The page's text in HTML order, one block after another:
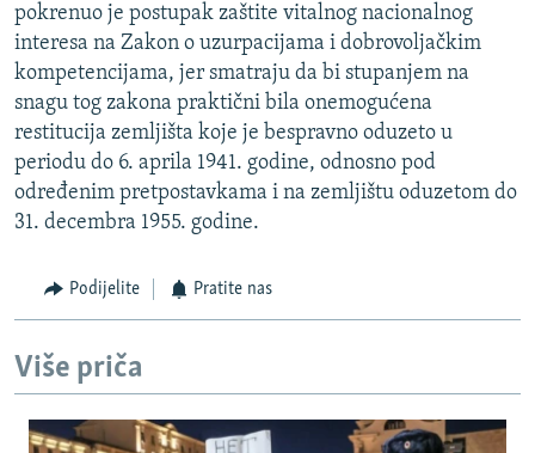
pokrenuo je postupak zaštite vitalnog nacionalnog
interesa na Zakon o uzurpacijama i dobrovoljačkim
kompetencijama, jer smatraju da bi stupanjem na
snagu tog zakona praktični bila onemogućena
restitucija zemljišta koje je bespravno oduzeto u
periodu do 6. aprila 1941. godine, odnosno pod
određenim pretpostavkama i na zemljištu oduzetom do
31. decembra 1955. godine.
Podijelite Pratite nas
Više priča